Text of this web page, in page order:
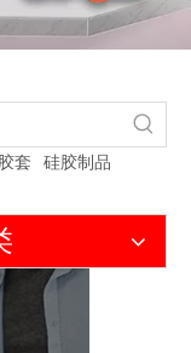
套
硅胶制品